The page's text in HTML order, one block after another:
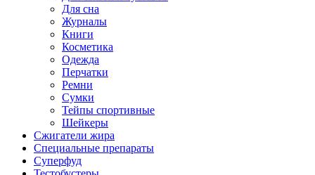
Для сна
Журналы
Книги
Косметика
Одежда
Перчатки
Ремни
Сумки
Тейпы спортивные
Шейкеры
Сжигатели жира
Специальные препараты
Суперфуд